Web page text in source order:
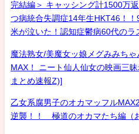
完結編＞ キャッシング計1500万
つ病統合失調症14年生HKT46！
米が泣いた！認知症鬱病60代のラ
魔法熟女/美魔女ッ娘メグみみち
MAX！ ニート仙人仙女の映画三
まとめ速報Z)]
乙女系腐男子のオカマッフル
逆襲！！ 極道のオカマたち編（